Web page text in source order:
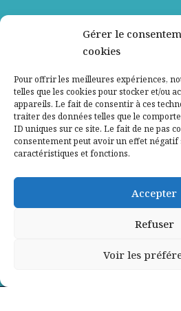
Gérer le
cookies
Pour offrir les meilleures expériences,
telles que les cookies pour stocker et/ou
appareils. Le fait de consentir à ces
traiter des données telles que le
ID uniques sur ce site. Le fait de ne pas
consentement peut avoir un effet négatif
caractéristiques et fonctions.
Accepter
Refuser
Voir les
Contactez-nous
Mentions légales